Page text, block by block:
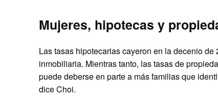
Mujeres, hipotecas y
Las tasas hipotecarias cayeron en la decenio
inmobiliaria. Mientras tanto, las tasas de
puede deberse en parte a más familias que
dice Choi.